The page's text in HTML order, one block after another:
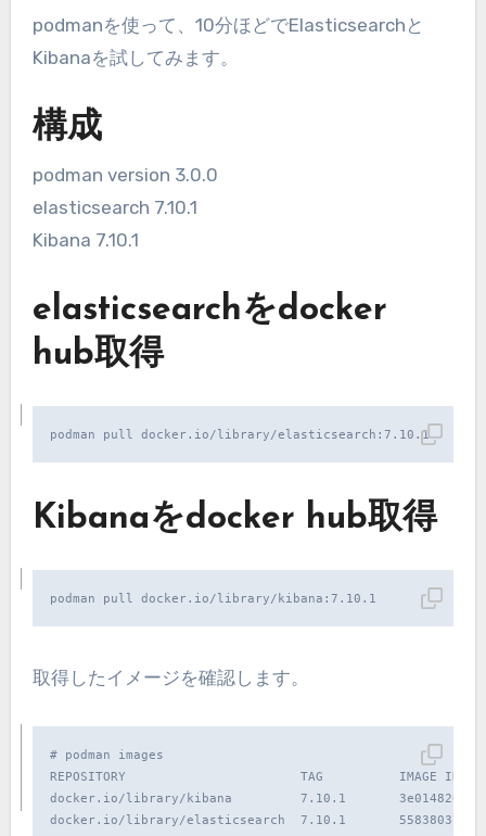
podmanを使って、10分ほどでElasticsearchと
Kibanaを試してみます。
構成
podman version 3.0.0
elasticsearch 7.10.1
Kibana 7.10.1
elasticsearchをdocker
hub取得
podman pull docker.io/library/elasticsearch:7.10.1
Kibanaをdocker hub取得
podman pull docker.io/library/kibana:7.10.1
取得したイメージを確認します。
# podman images
REPOSITORY                       TAG          IMAGE ID
docker.io/library/kibana         7.10.1       3e014820ee3f
docker.io/library/elasticsearch  7.10.1       558380375f1a